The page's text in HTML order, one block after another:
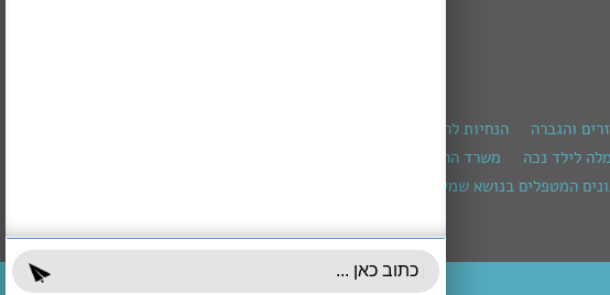
והגברה
הנחיות להרכבת מכשיר שמיעה
לילד נכה
משרד הרווחה (מגיל חצי שנה עד גיל 3)
המטפלים בנושא שמירה ומיצוי זכויות